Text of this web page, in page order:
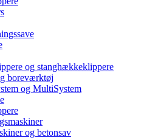
og stanghækkeklippere
boreværktøj
og MultiSystem
og betonsav